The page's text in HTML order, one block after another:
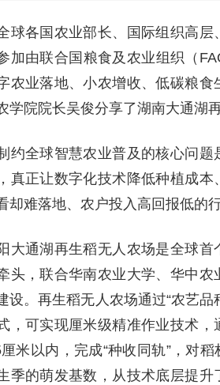
球各国农业部长、国际组织高
加由联合国粮食及农业组织（
农业落地、小农增收、低碳粮
学院院长吴俊分享了湖南大通湖
约全球智慧农业普及的核心问
真正让数字化技术降低种植成
却难落地、农户投入高回报低的行
大通湖再生稻无人农场是全球
头，联合华南农业大学、华中
设。再生稻无人农场通过“农艺
，可实现厘米级精准作业技术
米以内，完成“种收同轨”，对
季的萌发基数，从技术底层提